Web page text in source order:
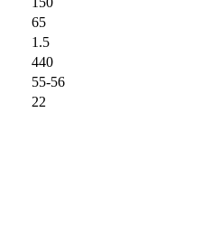
65
1.5
440
55-56
22